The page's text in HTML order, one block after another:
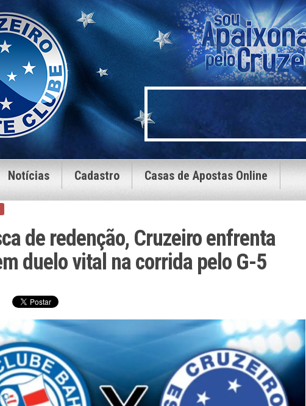
Notícias Cadastro Casas de Apostas Online
de redenção, Cruzeiro enfrenta
duelo vital na corrida pelo G-5